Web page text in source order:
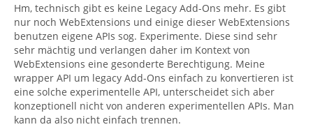
Hm, technisch gibt es keine Legacy Add-Ons mehr. Es gibt
nur noch WebExtensions und einige dieser WebExtensions
benutzen eigene APIs sog. Experimente. Diese sind sehr
sehr mächtig und verlangen daher im Kontext von
WebExtensions eine gesonderte Berechtigung. Meine
wrapper API um legacy Add-Ons einfach zu konvertieren ist
eine solche experimentelle API, unterscheidet sich aber
konzeptionell nicht von anderen experimentellen APIs. Man
kann da also nicht einfach trennen.